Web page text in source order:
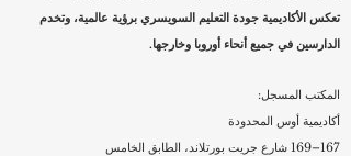
تعكس الأكاديمية جودة التعليم السويسري برؤية عالمية، وتخدم
الدارسين في جميع أنحاء أوروبا وخارجها.
المكتب المسجل:
أكاديمية أوس المحدودة
167–169 شارع جريت بورتلاند، الطابق الخامس